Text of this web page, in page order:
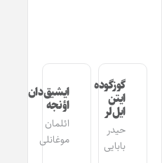
گوزگوده
ایتن
ایل‌لر
حیدر
بابایی
ایشیق‌دان
اؤنجه
ائلمان
موغانلی